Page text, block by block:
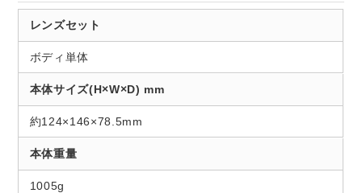
レンズセット
ボディ単体
本体サイズ(H×W×D) mm
約124×146×78.5mm
本体重量
1005g